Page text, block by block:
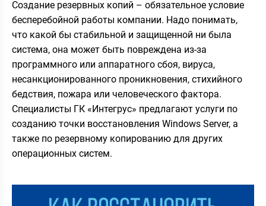
Создание резервных копий – обязательное условие
бесперебойной работы компании. Надо понимать,
что какой бы стабильной и защищенной ни была
система, она может быть повреждена из-за
программного или аппаратного сбоя, вируса,
несанкционированного проникновения, стихийного
бедствия, пожара или человеческого фактора.
Специалисты ГК «Интегрус» предлагают услуги по
созданию точки восстановления Windows Server, а
также по резервному копированию для других
операционных систем.